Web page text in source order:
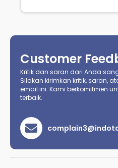
Customer
Kritik dan saran dari Anda
Silakan kirimkan kritik, saran,
email ini. Kami berkomitmen
terbaik.